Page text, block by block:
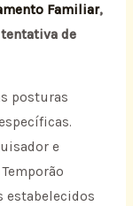
Familiar,
de
posturas
e
estabelecidos